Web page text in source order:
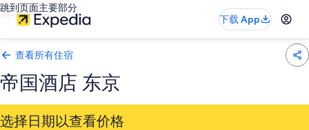
跳到页面主要部分
下载 App
查看所有住宿
帝国酒店 东京
选择日期以查看价格